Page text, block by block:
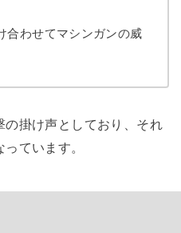
合わせてマシンガンの威
の掛け声としており、それ
ています。